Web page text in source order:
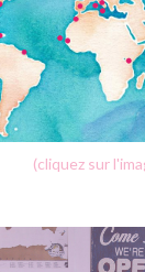
(cliquez sur